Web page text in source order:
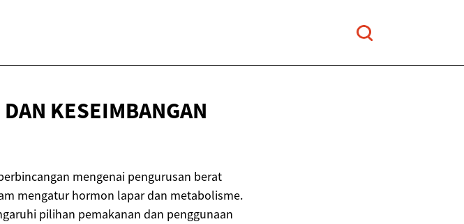
KESEIMBANGAN
mengenai pengurusan berat
mengatur hormon lapar dan metabolisme.
pilihan pemakanan dan penggunaan